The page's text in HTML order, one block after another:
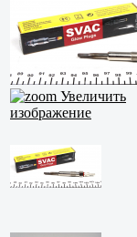
Увеличить
изображение